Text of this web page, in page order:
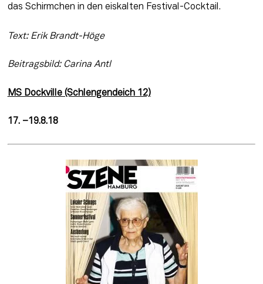
das Schirmchen in den eiskalten Festival-Cocktail.
Text: Erik Brandt-Höge
Beitragsbild: Carina Antl
MS Dockville (Schlengendeich 12)
17. –19.8.18